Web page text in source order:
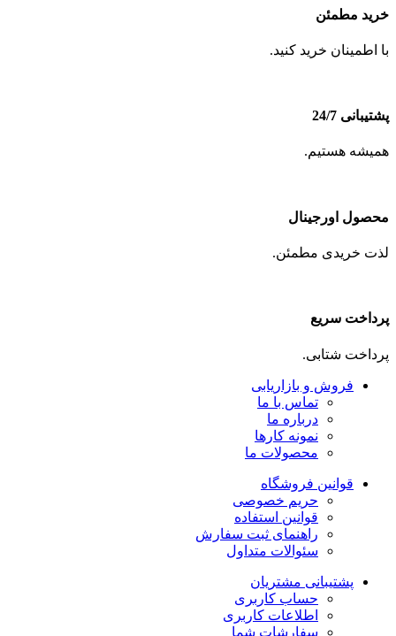
خرید مطمئن
با اطمینان خرید کنید.
پشتیبانی 24/7
همیشه هستیم.
محصول اورجینال
لذت خریدی مطمئن.
پرداخت سریع
پرداخت شتابی.
فروش و بازاریابی
تماس با ما
درباره ما
نمونه کارها
محصولات ما
قوانین فروشگاه
حریم خصوصی
قوانین استفاده
راهنمای ثبت سفارش
سئوالات متداول
پشتیبانی مشتریان
حساب کاربری
اطلاعات کاربری
سفارشات شما